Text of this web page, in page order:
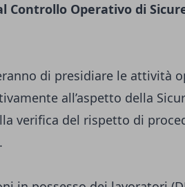
Controllo Operativo di
di presidiare le attività
all’aspetto della
verifica del rispetto di